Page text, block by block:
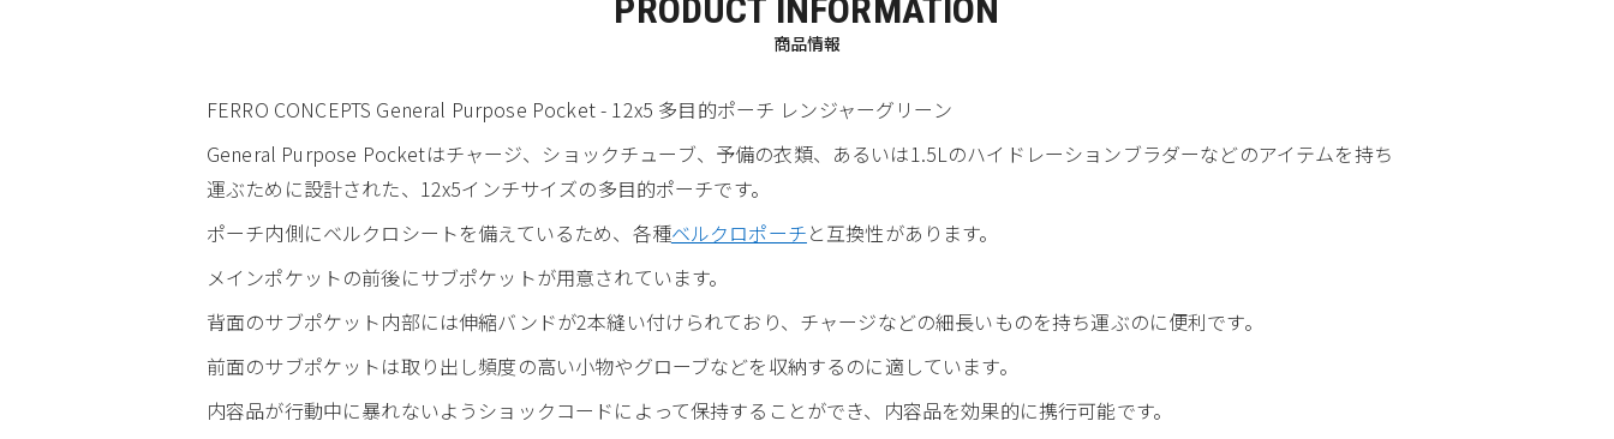
PRODUCT INFORMATION
商品情報
FERRO CONCEPTS General Purpose Pocket - 12x5 多目的ポーチ レンジャーグリーン
General Purpose Pocketはチャージ、ショックチューブ、予備の衣類、あるいは1.5Lのハイドレーションブラダーなどのアイテムを持ち
運ぶために設計された、12x5インチサイズの多目的ポーチです。
ポーチ内側にベルクロシートを備えているため、各種ベルクロポーチと互換性があります。
メインポケットの前後にサブポケットが用意されています。
背面のサブポケット内部には伸縮バンドが2本縫い付けられており、チャージなどの細長いものを持ち運ぶのに便利です。
前面のサブポケットは取り出し頻度の高い小物やグローブなどを収納するのに適しています。
内容品が行動中に暴れないようショックコードによって保持することができ、内容品を効果的に携行可能です。